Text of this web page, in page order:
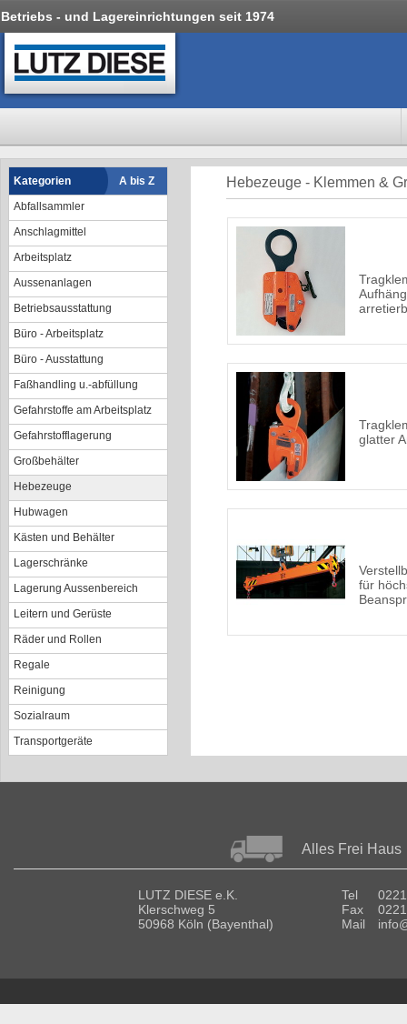
Betriebs - und Lagereinrichtungen seit 1974
Kategorien
A bis Z
Abfallsammler
Anschlagmittel
Arbeitsplatz
Aussenanlagen
Betriebsausstattung
Büro - Arbeitsplatz
Büro - Ausstattung
Faßhandling u.-abfüllung
Gefahrstoffe am Arbeitsplatz
Gefahrstofflagerung
Großbehälter
Hebezeuge
Hubwagen
Kästen und Behälter
Lagerschränke
Lagerung Aussenbereich
Leitern und Gerüste
Räder und Rollen
Regale
Reinigung
Sozialraum
Transportgeräte
Hebezeuge - Klemmen &
glatter
für
Alles Frei Haus
LUTZ DIESE e.K.
Klerschweg 5
50968 Köln (Bayenthal)
Tel
Fax
Mail